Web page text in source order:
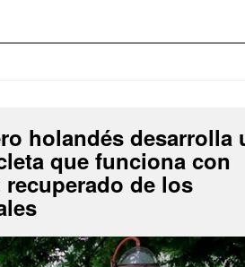
holandés desarrolla
que funciona con
recuperado de los